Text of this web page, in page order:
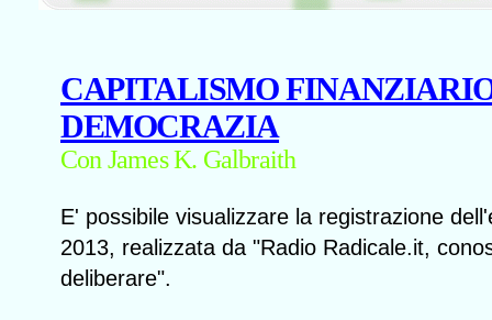
CAPITALISMO
DEMOCRAZIA
Con James K. Galbraith
E' possibile visualizzare la registrazione
2013, realizzata da "Radio Radicale.it,
deliberare".